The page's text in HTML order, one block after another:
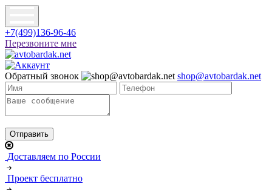
+7(499)136-96-46
Перезвоните мне
Обратный звонок shop@avtobardak.net
Доставляем по России
Проект бесплатно